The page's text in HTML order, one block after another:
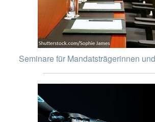
Seminare für Mandatsträgerinnen